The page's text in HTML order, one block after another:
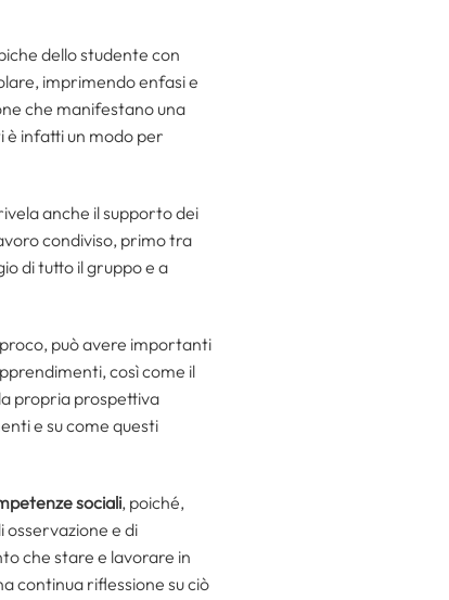
dello studente con
imprimendo enfasi e
che manifestano una
è infatti un modo per
anche il supporto dei
condiviso, primo tra
di tutto il gruppo e a
può avere importanti
così come il
propria prospettiva
e su come questi
sociali, poiché,
osservazione e di
che stare e lavorare in
continua riflessione su ciò